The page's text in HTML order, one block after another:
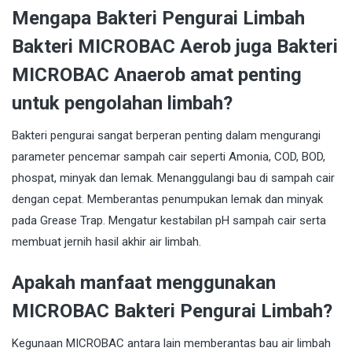
Mengapa Bakteri Pengurai Limbah
Bakteri MICROBAC Aerob juga Bakteri
MICROBAC Anaerob amat penting
untuk pengolahan limbah?
Bakteri pengurai sangat berperan penting dalam mengurangi
parameter pencemar sampah cair seperti Amonia, COD, BOD,
phospat, minyak dan lemak. Menanggulangi bau di sampah cair
dengan cepat. Memberantas penumpukan lemak dan minyak
pada Grease Trap. Mengatur kestabilan pH sampah cair serta
membuat jernih hasil akhir air limbah.
Apakah manfaat menggunakan
MICROBAC Bakteri Pengurai Limbah?
Kegunaan MICROBAC antara lain memberantas bau air limbah